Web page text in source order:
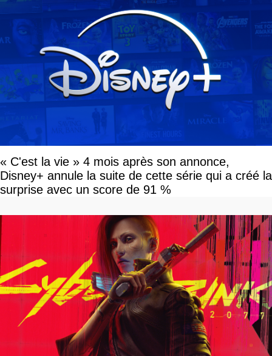
« C'est la vie » 4 mois après son annonce,
Disney+ annule la suite de cette série qui a créé la
surprise avec un score de 91 %